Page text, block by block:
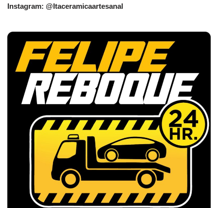
Instagram: @Itaceramicaartesanal